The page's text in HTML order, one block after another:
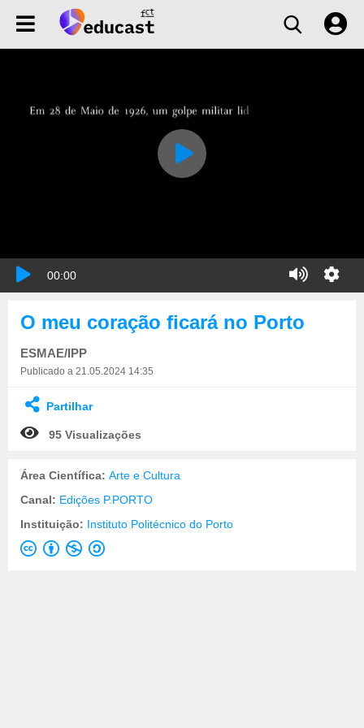
00:00
O meu coração ficará no Porto
ESMAE/IPP
Publicado a 21.05.2024 14:35
Partilhar
95 Visualizações
Área Científica: Arte e Cultura
Canal: Edições P.PORTO
Instituição: Instituto Politécnico do Porto